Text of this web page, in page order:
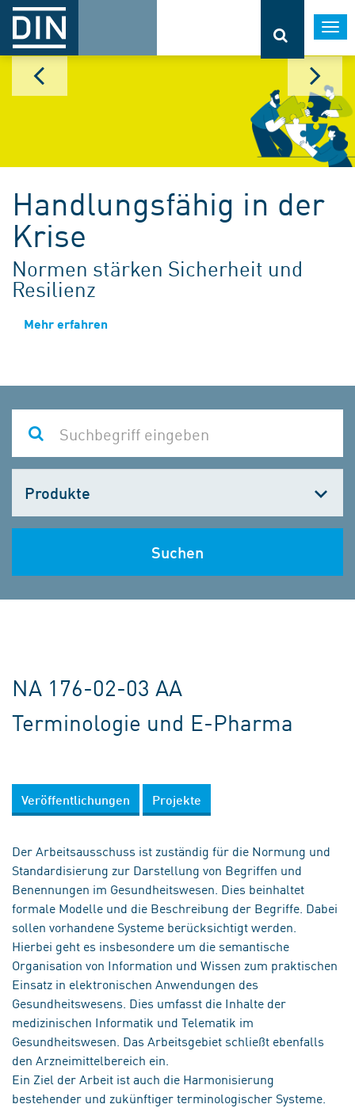
Handlungsfähig in der
Krise
Normen stärken Sicherheit und
Resilienz
Mehr erfahren
wählen
Suchen
NA 176-02-03 AA
Terminologie und E-Pharma
Veröffentlichungen Projekte
Der Arbeitsausschuss ist zuständig für die Normung und
Standardisierung zur Darstellung von Begriffen und
Benennungen im Gesundheitswesen. Dies beinhaltet
formale Modelle und die Beschreibung der Begriffe. Dabei
sollen vorhandene Systeme berücksichtigt werden.
Hierbei geht es insbesondere um die semantische
Organisation von Information und Wissen zum praktischen
Einsatz in elektronischen Anwendungen des
Gesundheitswesens. Dies umfasst die Inhalte der
medizinischen Informatik und Telematik im
Gesundheitswesen. Das Arbeitsgebiet schließt ebenfalls
den Arzneimittelbereich ein.
Ein Ziel der Arbeit ist auch die Harmonisierung
bestehender und zukünftiger terminologischer Systeme.